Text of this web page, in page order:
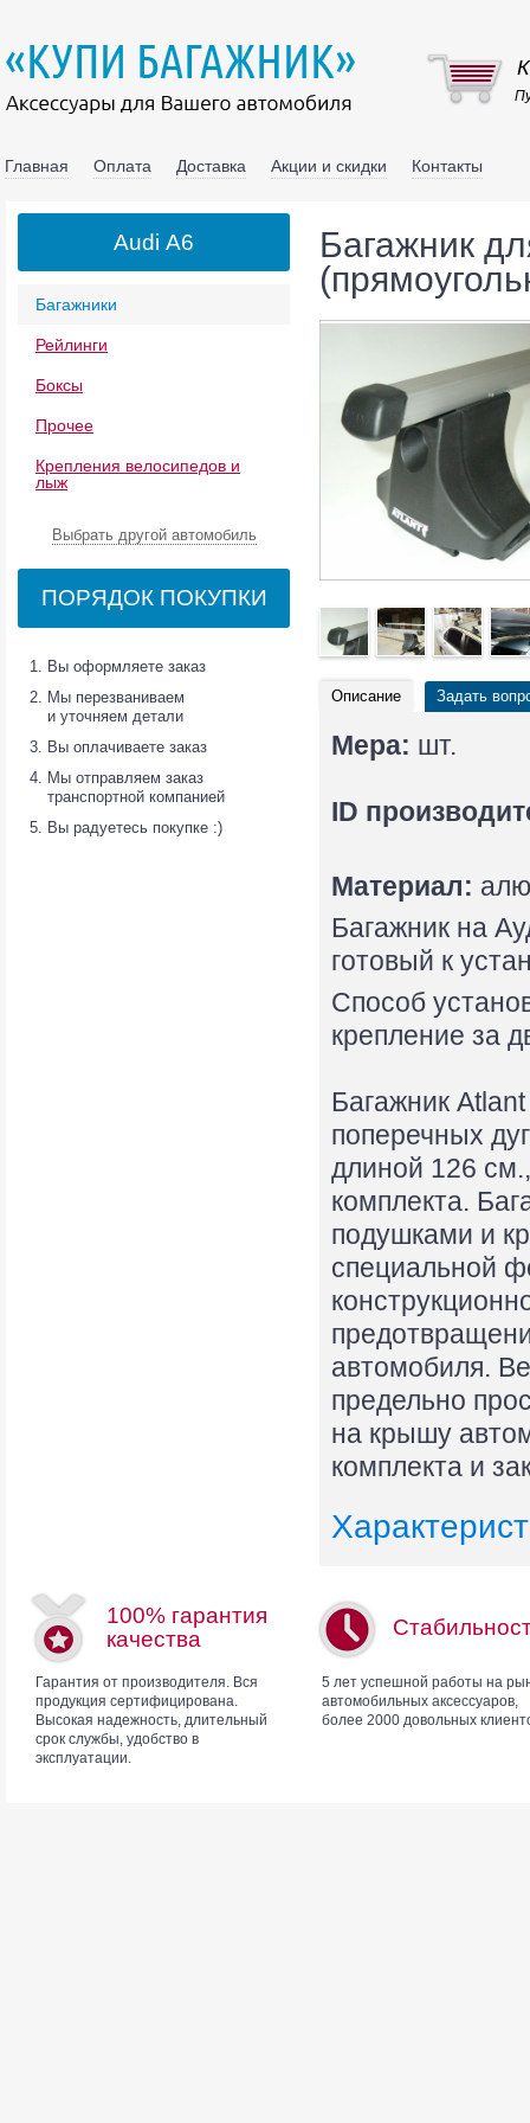
Главная Оплата Доставка Акции и скидки Контакты
Багажники
Рейлинги
Боксы
Прочее
Крепления велосипедов и
лыж
Выбрать другой автомобиль
ПОРЯДОК ПОКУПКИ
Вы оформляете заказ
Мы перезваниваем
и уточняем детали
Вы оплачиваете заказ
Мы отправляем заказ
транспортной компанией
Вы радуетесь покупке :)
Багажник
Описание Задать
Мера: шт.
ID
Материал:
Багажник на
готовый к
Способ
крепление за
Багажник
поперечных
длиной 126
комплекта.
подушками и
специальной
автомобиля.
предельно
на крышу
комплекта и
Audi А6
100% гарантия
качества
Гарантия от производителя. Вся
продукция сертифицирована.
Высокая надежность, длительный
срок службы, удобство в
эксплуатации.
5 лет успешной работы на
автомобильных аксессуаров,
более 2000 довольных